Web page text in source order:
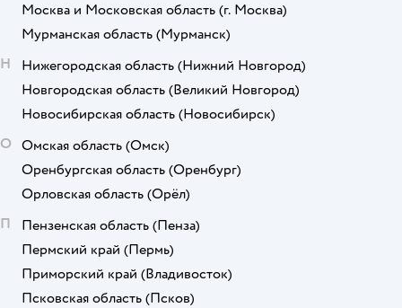
Москва и Московская область (г. Москва)
Мурманская область (Мурманск)
Н
Нижегородская область (Нижний Новгород)
Новгородская область (Великий Новгород)
Новосибирская область (Новосибирск)
О Омская область (Омск)
Оренбургская область (Оренбург)
Орловская область (Орёл)
П
Пензенская область (Пенза)
Пермский край (Пермь)
Приморский край (Владивосток)
Псковская область (Псков)